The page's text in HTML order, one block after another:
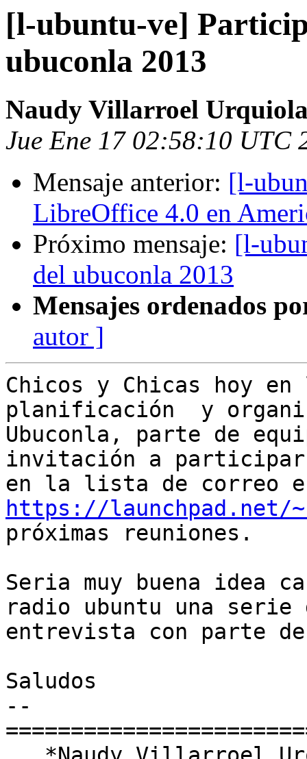
[l-ubuntu-ve]
ubuconla 2013
Naudy Villarroel
Jue Ene 17 02:58:10 UTC
Mensaje anterior: [l-
LibreOffice 4.0 en
Próximo mensaje: [l-
del ubuconla 2013
Mensajes ordenados
autor ]
Chicos y Chicas hoy
planificación  y
Ubuconla, parte de
invitación a participar
https://launchpad.net/
próximas reuniones.
Seria muy buena idea
radio ubuntu una serie
entrevista con parte
Saludos
--